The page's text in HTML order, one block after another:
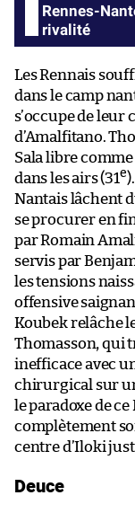
Rennes-
rivalité
Les Rennais
dans le camp
s’occupe de
d’Amalfitano.
Sala libre comme
dans les airs (31e
Nantais lâchent
se procurer en
par Romain
servis par
les tensions
offensive
Koubek relâche
Thomasson, qui
inefficace avec
chirurgical sur
le paradoxe de
complètement
centre d’Iloki
Deuce